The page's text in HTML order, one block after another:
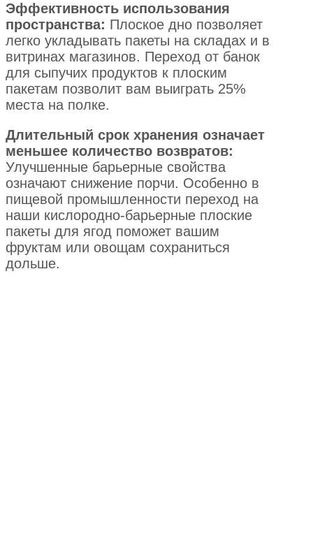
Эффективность использования
пространства: Плоское дно позволяет
легко укладывать пакеты на складах и в
витринах магазинов. Переход от банок
для сыпучих продуктов к плоским
пакетам позволит вам выиграть 25%
места на полке.
Длительный срок хранения означает
меньшее количество возвратов:
Улучшенные барьерные свойства
означают снижение порчи. Особенно в
пищевой промышленности переход на
наши кислородно-барьерные плоские
пакеты для ягод поможет вашим
фруктам или овощам сохраниться
дольше.